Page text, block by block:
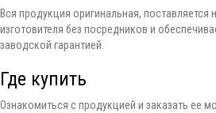
Вся продукция оригинальная, поставляется
изготовителя без посредников и
заводской гарантией.
Где купить
Ознакомиться с продукцией и заказать ее